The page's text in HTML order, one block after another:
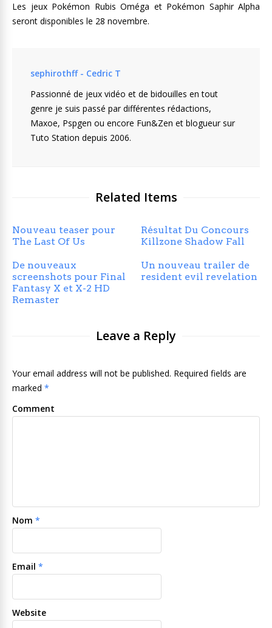
Les jeux Pokémon Rubis Oméga et Pokémon Saphir Alpha
seront disponibles le 28 novembre.
sephirothff - Cedric T
Passionné de jeux vidéo et de bidouilles en tout
genre je suis passé par différentes rédactions,
Maxoe, Pspgen ou encore Fun&Zen et blogueur sur
Tuto Station depuis 2006.
Related Items
Nouveau teaser pour
The Last Of Us
Résultat Du Concours
Killzone Shadow Fall
De nouveaux
screenshots pour Final
Fantasy X et X-2 HD
Remaster
Un nouveau trailer de
resident evil revelation
Leave a Reply
Your email address will not be published. Required fields are
marked *
Comment
Nom *
Email *
Website